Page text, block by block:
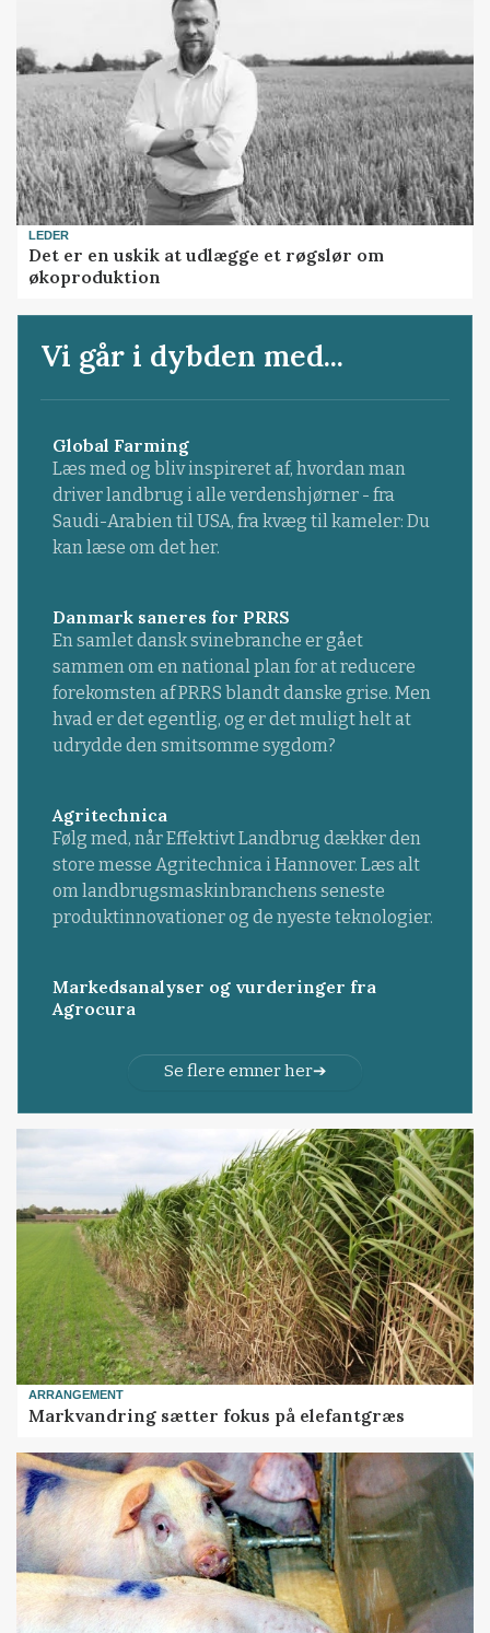
LEDER
Det er en uskik at udlægge et røgslør om
økoproduktion
Vi går i dybden med...
Global Farming
Læs med og bliv inspireret af, hvordan man
driver landbrug i alle verdenshjørner - fra
Saudi-Arabien til USA, fra kvæg til kameler: Du
kan læse om det her.
Danmark saneres for PRRS
En samlet dansk svinebranche er gået
sammen om en national plan for at reducere
forekomsten af PRRS blandt danske grise. Men
hvad er det egentlig, og er det muligt helt at
udrydde den smitsomme sygdom?
Agritechnica
Følg med, når Effektivt Landbrug dækker den
store messe Agritechnica i Hannover. Læs alt
om landbrugsmaskinbranchens seneste
produktinnovationer og de nyeste teknologier.
Markedsanalyser og vurderinger fra
Agrocura
Se flere emner her
ARRANGEMENT
Markvandring sætter fokus på elefantgræs